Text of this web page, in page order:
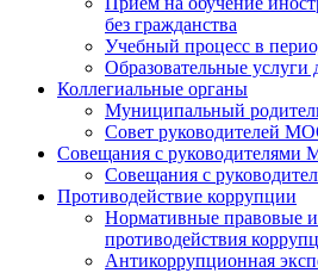
без гражданства
Учебный процесс в
Образовательные
Коллегиальные органы
Муниципальный
Совет руководителей
Совещания с руководителями
Совещания с
Противодействие коррупции
Нормативные правовые
противодействия
Антикоррупционная